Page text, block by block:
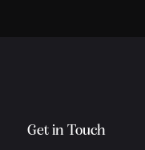
Get in Touch